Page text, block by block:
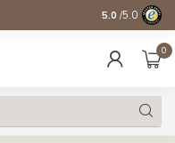
14 Tage
5.0 /5.0
0